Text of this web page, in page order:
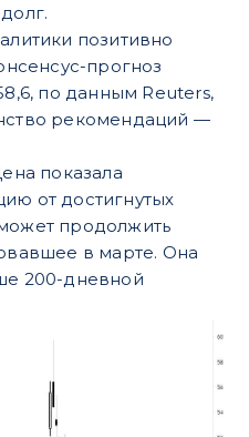
позитивно
прогноз
по данным Reuters,
рекомендаций —
показала
от достигнутых
продолжить
в марте. Она
200-дневной